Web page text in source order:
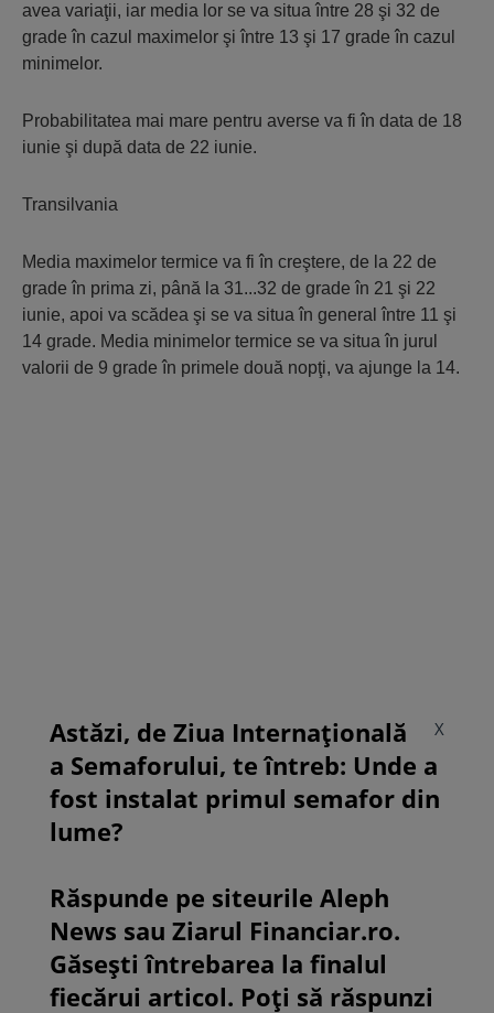
avea variaţii, iar media lor se va situa între 28 şi 32 de
grade în cazul maximelor şi între 13 şi 17 grade în cazul
minimelor.
Probabilitatea mai mare pentru averse va fi în data de 18
iunie şi după data de 22 iunie.
Transilvania
Media maximelor termice va fi în creştere, de la 22 de
grade în prima zi, până la 31...32 de grade în 21 şi 22
iunie, apoi va scădea şi se va situa în general între 11 şi
14 grade. Media minimelor termice se va situa în jurul
valorii de 9 grade în primele două nopţi, va ajunge la 14.
X
Astăzi, de Ziua Internațională
a Semaforului, te întreb: Unde a
fost instalat primul semafor din
lume?
Răspunde pe siteurile Aleph
News sau Ziarul Financiar.ro.
Găsești întrebarea la finalul
fiecărui articol. Poți să răspunzi